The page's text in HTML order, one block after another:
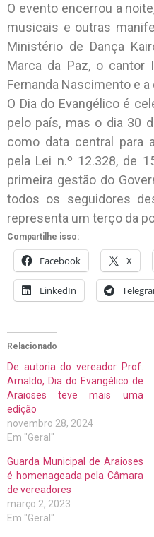
O evento encerrou a
musicais e outras
Ministério de Dança
Marca da Paz, o cantor
Fernanda Nascimento e
O Dia do Evangélico é
pelo país, mas o dia 30
como data central para
pela Lei n.º 12.328, de
primeira gestão do
todos os seguidores
representa um terço da
Compartilhe isso:
Facebook X
LinkedIn
Relacionado
De autoria do vereador Prof.
Arnaldo, Dia do Evangélico de
Araioses teve mais uma
edição
novembro 28, 2024
Em "Geral"
Guarda Municipal de Araioses
é homenageada pela Câmara
de vereadores
março 2, 2023
Em "Geral"